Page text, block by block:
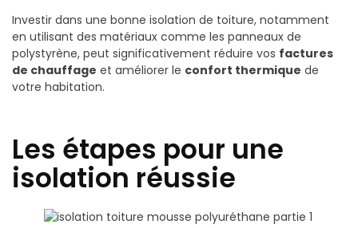
Investir dans une bonne isolation de toiture, notamment
en utilisant des matériaux comme les panneaux de
polystyrène, peut significativement réduire vos factures
de chauffage et améliorer le confort thermique de
votre habitation.
Les étapes pour une
isolation réussie